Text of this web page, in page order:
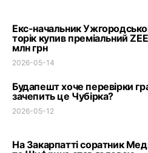
Екс-начальник
торік купив преміальний
млн грн
2026-05-14
Будапешт хоче перевірки
зачепить це Чубірка?
2026-05-12
На Закарпатті соратник